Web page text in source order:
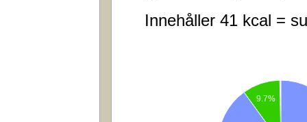
Innehåller 41 kcal =
9.7%